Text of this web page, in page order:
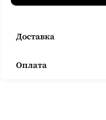
Доставка
Оплата